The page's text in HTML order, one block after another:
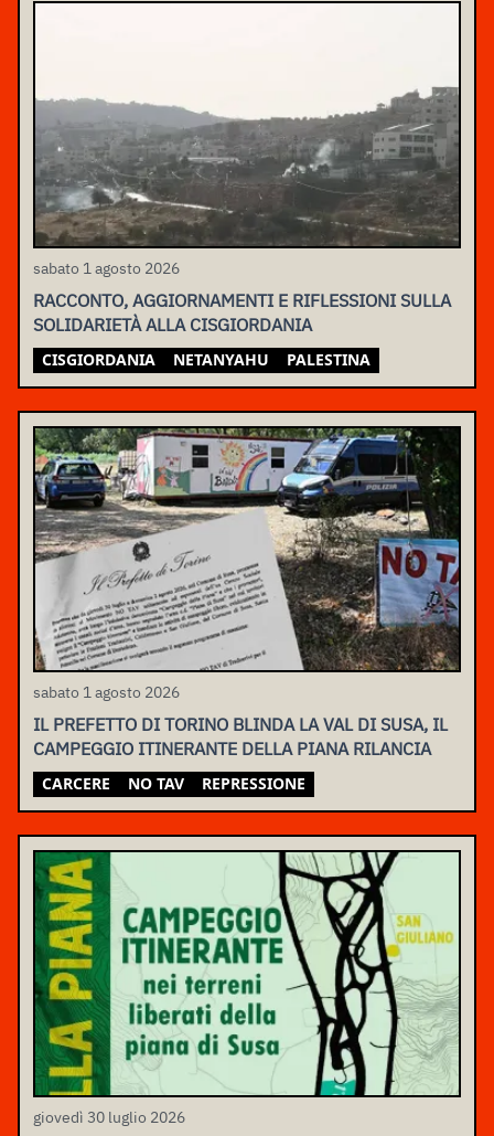
sabato 1 agosto 2026
RACCONTO, AGGIORNAMENTI E RIFLESSIONI SULLA
SOLIDARIETÀ ALLA CISGIORDANIA
CISGIORDANIA NETANYAHU PALESTINA
sabato 1 agosto 2026
IL PREFETTO DI TORINO BLINDA LA VAL DI SUSA, IL
CAMPEGGIO ITINERANTE DELLA PIANA RILANCIA
CARCERE NO TAV REPRESSIONE
giovedì 30 luglio 2026